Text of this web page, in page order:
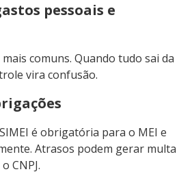
pessoais e
comuns. Quando tudo sai da
vira confusão.
é obrigatória para o MEI e
Atrasos podem gerar multa
CNPJ.